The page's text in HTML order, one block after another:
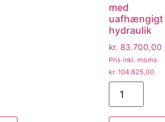
med
uafhængigt
hydraulik
kr. 83.700,00
Pris inkl. moms
kr. 104.625,00